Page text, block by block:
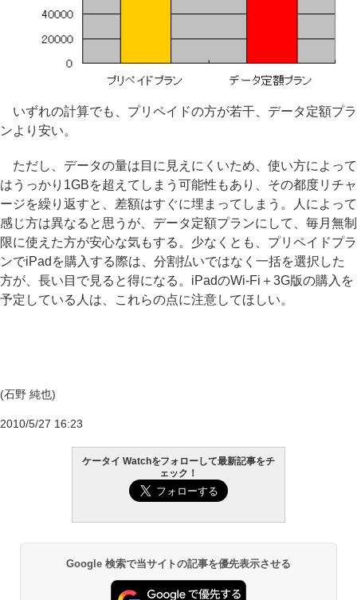
いずれの計算でも、プリペイドの方が若干、データ定額プラ
ンより安い。
ただし、データの量は目に見えにくいため、使い方によって
はうっかり1GBを超えてしまう可能性もあり、その都度リチャ
ージを繰り返すと、差額はすぐに埋まってしまう。人によって
感じ方は異なると思うが、データ定額プランにして、毎月無制
限に使えた方が安心な気もする。少なくとも、プリペイドプラ
ンでiPadを購入する際は、分割払いではなく一括を選択した
方が、長い目で見ると得になる。iPadのWi-Fi＋3G版の購入を
予定している人は、これらの点に注意してほしい。
(石野 純也)
2010/5/27 16:23
ケータイ Watchをフォローして最新記事をチ
ェック！
Google 検索で当サイトの記事を優先表示させる